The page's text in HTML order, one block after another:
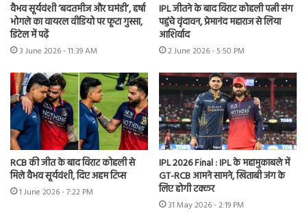
वैभव सूर्यवंशी ‘बदतमीज और घमंडी’, हर्षा
भोगले का वायरल वीडियो पर फूटा गुस्सा,
डिटेल में पढ़ें
3 June 2026 - 11:39 AM
IPL जीतने के बाद विराट कोहली पत्नी संग
पहुंचे वृंदावन, प्रेमानंद महाराज से लिया
आशिर्वाद
2 June 2026 - 5:50 PM
RCB की जीत के बाद विराट कोहली से
मिले वैभव सूर्यवंशी, दिए अहम टिप्स
1 June 2026 - 7:22 PM
IPL 2026 Final : IPL के महामुकाबले में
GT-RCB आमने सामने, खिताबी जंग के
लिए होगी टक्कर
31 May 2026 - 2:19 PM